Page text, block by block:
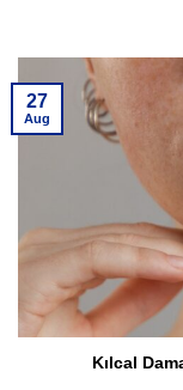
Kılcal
27
Aug